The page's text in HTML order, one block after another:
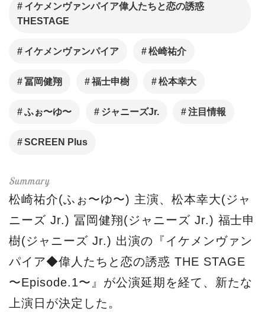
イケメンヴァンパイア偉人たちと恋の誘惑
THESTAGE
イケメンヴァンパイア 松崎祐介
冨岡健翔 福士申樹 松本幸大
ふぉ〜ゆ〜 ジャニーズJr. 注目情報
SCREEN Plus
松崎祐介(ふぉ〜ゆ〜) 主演、松本幸大(ジャ
ニーズ Jr.) 冨岡健翔(ジャニーズ Jr.) 福士申
樹(ジャニーズ Jr.) 出演の『イケメンヴァン
パイア◆偉人たちと恋の誘惑 THE STAGE
〜Episode.1〜』が公演延期を経て、新たな
上演日が決定した。